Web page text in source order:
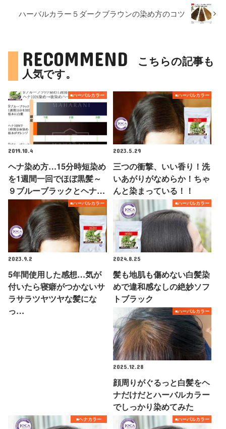
ハーバルカラー５ダークブラウンの染め方のコツ
RECOMMEND
こちらの記事も
人気です。
■ハーバルカラー
2019.10.4
ヘナ染め方…15分時短染め
を1週間一回でほぼ黒髪～
９ブルーブラックとヘナ…
■ハーバルカラー
2023.5.29
三つの衝撃、いい香り！洗
いあがりがなめらか！ちゃ
んと染まっている！！
■ハーバルカラー
2023.9.2
5年間使用した感想…気が
付いたら寝癖がつかないサ
ラサラツヤツヤな髪にな
っ…
■ハーバルカラー
2024.8.25
髪も地肌も傷めない白髪染
めで違和感なしの絶妙ソフ
トブラック
■ハーバルカラー
2025.12.28
顔周りがぐるっと白髪をヘ
ナだけだとハーバルカラー
でしっかり染めてみた
■ヘナカラー ■ハーバルカラー